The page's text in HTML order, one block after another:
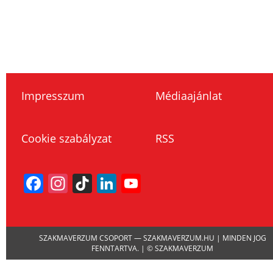
Impresszum Médiaajánlat
Cookie szabályzat RSS
Facebook
Instagram
TikTokLinkedIn
SZAKMAVERZUM CSOPORT — SZAKMAVERZUM.HU | MINDEN JOG
FENNTARTVA. | © SZAKMAVERZUM